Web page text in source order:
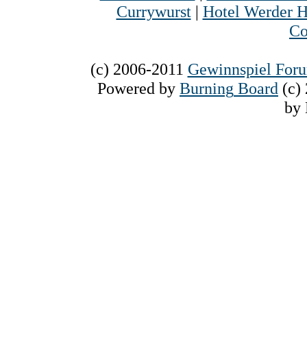
Currywurst| Hotel Werder
(c) 2006-2011 Gewinnspiel
Powered by Burning Board (c)
by